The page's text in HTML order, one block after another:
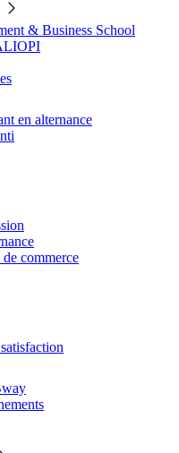
& Business School
en alternance
de commerce